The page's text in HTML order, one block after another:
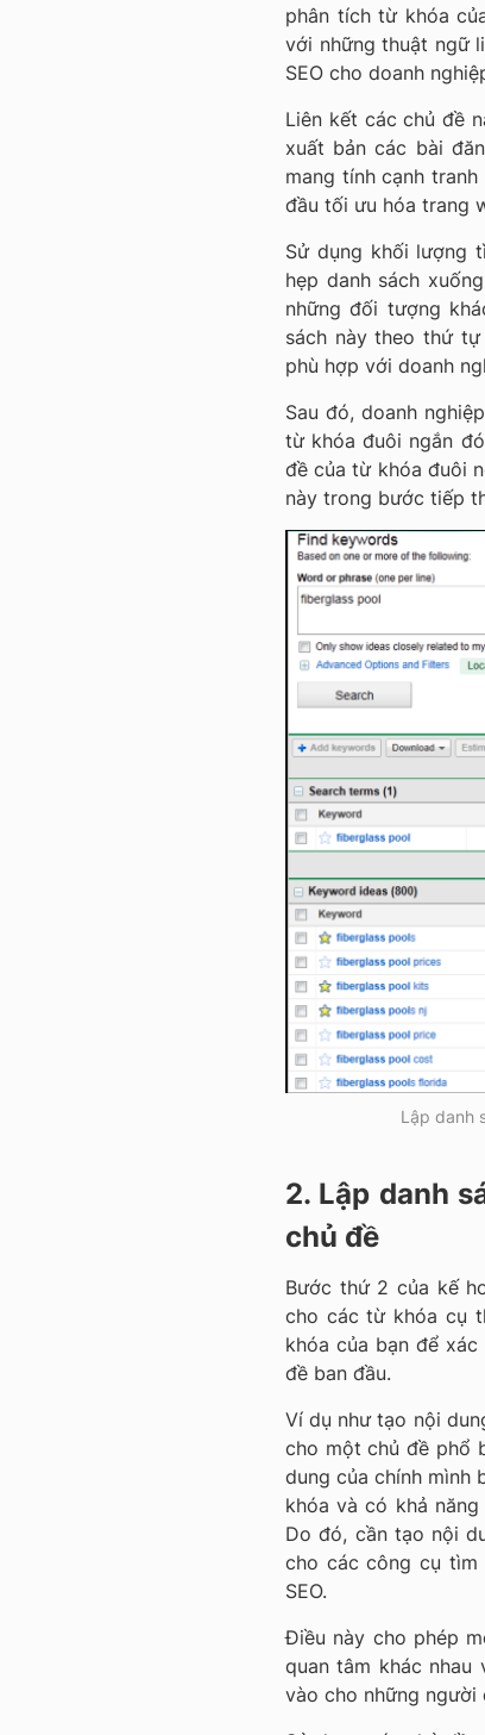
phân tích từ khóa
với những thuật ngữ
SEO cho doanh
Liên kết các chủ đề
xuất bản các bài
mang tính cạnh
đầu tối ưu hóa trang
Sử dụng khối lượng
hẹp danh sách
những đối tượng
sách này theo thứ
phù hợp với doanh
Sau đó, doanh
từ khóa đuôi ngắn
đề của từ khóa đuôi
này trong bước tiếp
Lập danh
2. Lập danh
chủ đề
Bước thứ 2 của kế
cho các từ khóa cụ
khóa của bạn để
đề ban đầu.
Ví dụ như tạo nội
cho một chủ đề phổ
dung của chính mình
khóa và có khả
Do đó, cần tạo nội
cho các công cụ tìm
SEO.
Điều này cho phép
quan tâm khác nhau
vào cho những người